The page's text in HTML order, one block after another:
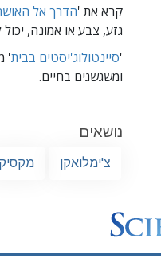
קרא את 'הדרך אל
גזע, צבע או אמונה, יכול
'סיינטולוג'יסטים בבית'
ומשגשגים בחיים.
נושאים
צ'ימלואקן